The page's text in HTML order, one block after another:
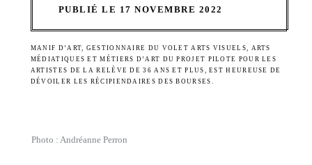
PUBLIÉ LE 17 NOVEMBRE 2022
MANIF D’ART, GESTIONNAIRE DU VOLET ARTS VISUELS, ARTS
MÉDIATIQUES ET MÉTIERS D’ART DU PROJET PILOTE POUR LES
ARTISTES DE LA RELÈVE DE 36 ANS ET PLUS, EST HEUREUSE DE
DÉVOILER LES RÉCIPIENDAIRES DES BOURSES.
Photo : Andréanne Perron